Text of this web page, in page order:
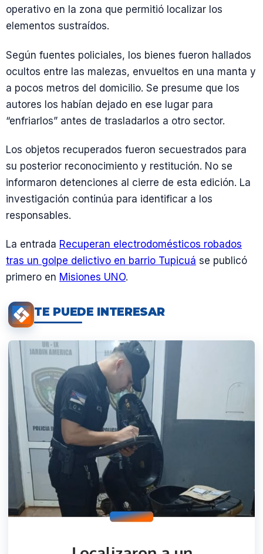
operativo en la zona que permitió localizar los
elementos sustraídos.
Según fuentes policiales, los bienes fueron hallados
ocultos entre las malezas, envueltos en una manta y
a pocos metros del domicilio. Se presume que los
autores los habían dejado en ese lugar para
“enfriarlos” antes de trasladarlos a otro sector.
Los objetos recuperados fueron secuestrados para
su posterior reconocimiento y restitución. No se
informaron detenciones al cierre de esta edición. La
investigación continúa para identificar a los
responsables.
La entrada Recuperan electrodomésticos robados
tras un golpe delictivo en barrio Tupicuá se publicó
primero en Misiones UNO.
TE PUEDE INTERESAR